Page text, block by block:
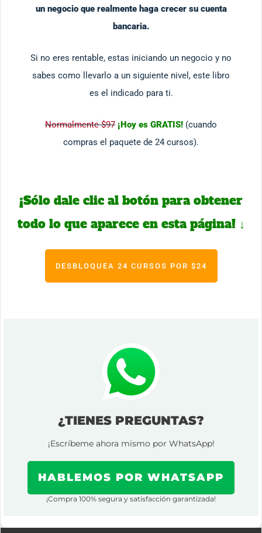
un negocio que realmente haga crecer su cuenta
bancaria.
Si no eres rentable, estas iniciando un negocio y no
sabes como llevarlo a un siguiente nivel, este libro
es el indicado para ti.
Normalmente $97 ¡Hoy es GRATIS! (cuando
compras el paquete de 24 cursos).
¡Sólo dale clic al botón para obtener
todo lo que aparece en esta página! ↓
DESBLOQUEA 24 CURSOS POR $24
¿TIENES PREGUNTAS?
¡Escríbeme ahora mismo por WhatsApp!
HABLEMOS POR WHATSAPP
¡Compra 100% segura y satisfacción garantizada!